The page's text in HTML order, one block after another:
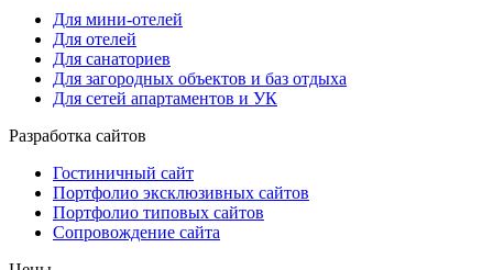
Для мини-отелей
Для отелей
Для санаториев
Для загородных объектов и баз отдыха
Для сетей апартаментов и УК
Разработка сайтов
Гостиничный сайт
Портфолио эксклюзивных сайтов
Портфолио типовых сайтов
Сопровождение сайта